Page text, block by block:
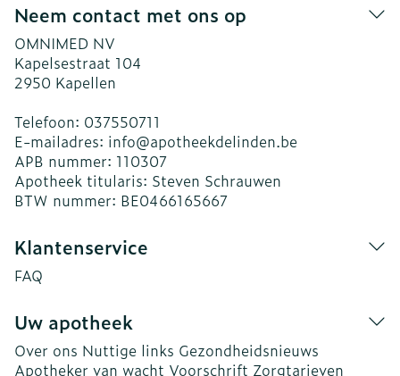
Neem contact met ons op
OMNIMED NV
Kapelsestraat 104
2950 Kapellen
Telefoon: 037550711
E-mailadres: info@apotheekdelinden.be
APB nummer: 110307
Apotheek titularis: Steven Schrauwen
BTW nummer: BE0466165667
Klantenservice
FAQ
Uw apotheek
Over ons Nuttige links Gezondheidsnieuws
Apotheker van wacht Voorschrift Zorgtarieven